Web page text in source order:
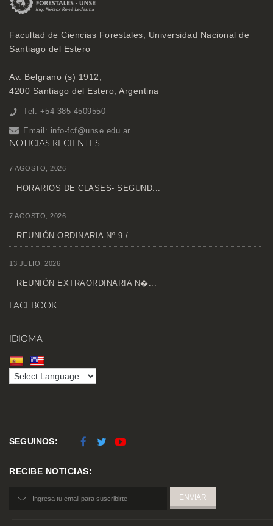
Facultad de Ciencias Forestales, Universidad Nacional de
Santiago del Estero
Av. Belgrano (s) 1912,
4200 Santiago del Estero, Argentina
Tel: +54-385-4509550
Email: info-fcf@unse.edu.ar
NOTICIAS RECIENTES
7 AGOSTO, 2026
HORARIOS DE CLASES- SEGUND...
7 AGOSTO, 2026
REUNIÓN ORDINARIA Nº 9 /...
13 JULIO, 2026
REUNIÓN EXTRAORDINARIA N�...
FACEBOOK
IDIOMA
SEGUINOS:
RECIBE NOTICIAS: